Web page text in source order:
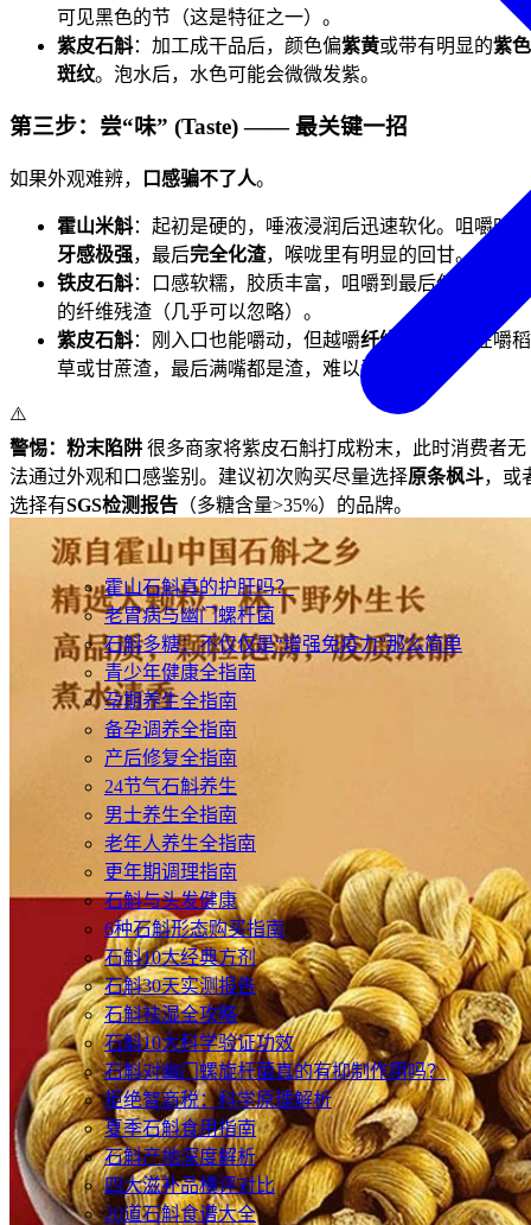
霍山石斛真的护肝吗？
老胃病与幽门螺杆菌
石斛多糖：不仅仅是“增强免疫力”那么简单
青少年健康全指南
孕期养生全指南
备孕调养全指南
产后修复全指南
24节气石斛养生
男士养生全指南
老年人养生全指南
更年期调理指南
石斛与头发健康
6种石斛形态购买指南
石斛10大经典方剂
石斛30天实测报告
石斛祛湿全攻略
石斛10大科学验证功效
石斛对幽门螺旋杆菌真的有抑制作用吗？
拒绝智商税：科学原理解析
夏季石斛食用指南
石斛产地深度解析
四大滋补品横评对比
20道石斛食谱大全
可见黑色的节（这是特征之一）。
紫皮石斛：加工成干品后，颜色偏紫黄或带有明显的紫色
斑纹。泡水后，水色可能会微微发紫。
第三步：尝“味” (Taste) —— 最关键一招
如果外观难辨， 口感骗不了人。
霍山米斛：起初是硬的，唾液浸润后迅速软化。咀嚼时
牙感极强，最后完全化渣，喉咙里有明显的回甘。
铁皮石斛：口感软糯，胶质丰富，咀嚼到最后仅有
的纤维残渣（几乎可以忽略）。
紫皮石斛：刚入口也能嚼动，但越嚼纤维越多
，像在嚼稻
草或甘蔗渣，最后满嘴都是渣，难以吞咽。
⚠️
警惕：粉末陷阱 很多商家将紫皮石斛打成粉末，此时消费者无
法通过外观和口感鉴别。建议初次购买尽量选择原条枫斗，或
选择有SGS检测报告 （多糖含量>35%）的品牌。